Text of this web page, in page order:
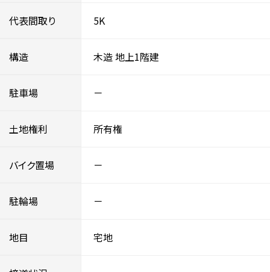
代表間取り 5K
構造 木造地上1階建
駐車場 －
土地権利 所有権
バイク置場 －
駐輪場 －
地目 宅地